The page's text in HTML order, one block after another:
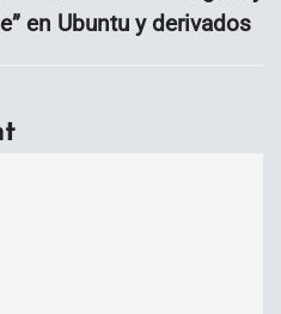
en Ubuntu y derivados